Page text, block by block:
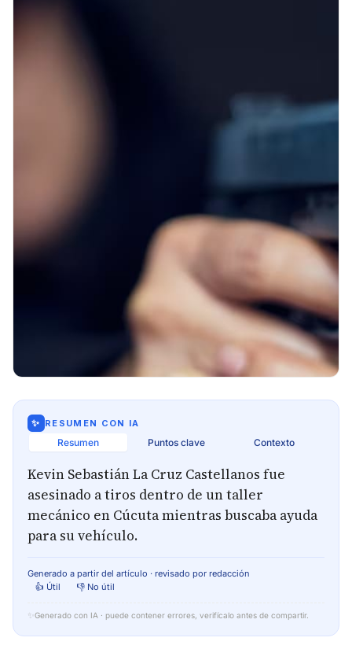
✨ RESUMEN CON IA
Resumen Puntos clave Contexto
Kevin Sebastián La Cruz Castellanos fue
asesinado a tiros dentro de un taller
mecánico en Cúcuta mientras buscaba ayuda
para su vehículo.
Generado a partir del artículo · revisado por redacción
👍 Útil
👎 No útil
✨ Generado con IA · puede contener errores, verifícalo antes de compartir.